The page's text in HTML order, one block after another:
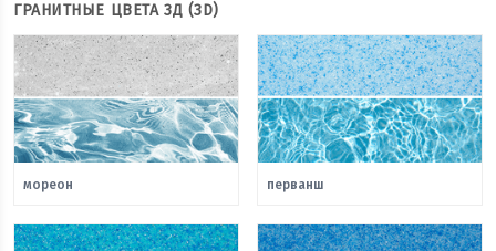
ГРАНИТНЫЕ ЦВЕТА 3Д (3D)
мореон перванш